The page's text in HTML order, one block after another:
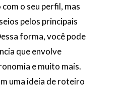
o seu perfil, mas
pelos principais
forma, você pode
que envolve
e muito mais.
uma ideia de roteiro